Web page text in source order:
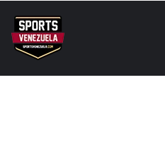
Última hora